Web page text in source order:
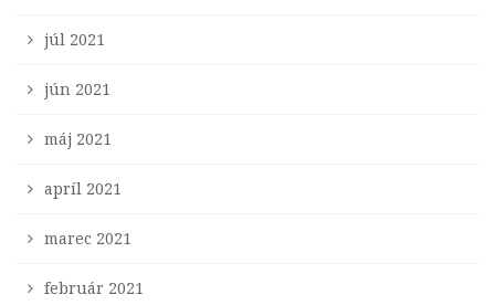
júl 2021
jún 2021
máj 2021
apríl 2021
marec 2021
február 2021